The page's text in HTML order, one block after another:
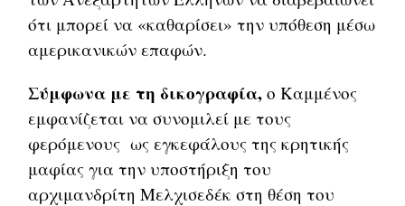
ότι μπορεί να «καθαρίσει» την υπόθεση μέσω
αμερικανικών επαφών.
Σύμφωνα με τη δικογραφία, ο Καμμένος
εμφανίζεται να συνομιλεί με τους
φερόμενους ως εγκεφάλους της κρητικής
μαφίας για την υποστήριξη του
αρχιμανδρίτη Μελχισεδέκ στη θέση του